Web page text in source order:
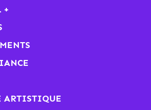
+
ARTISTIQUE